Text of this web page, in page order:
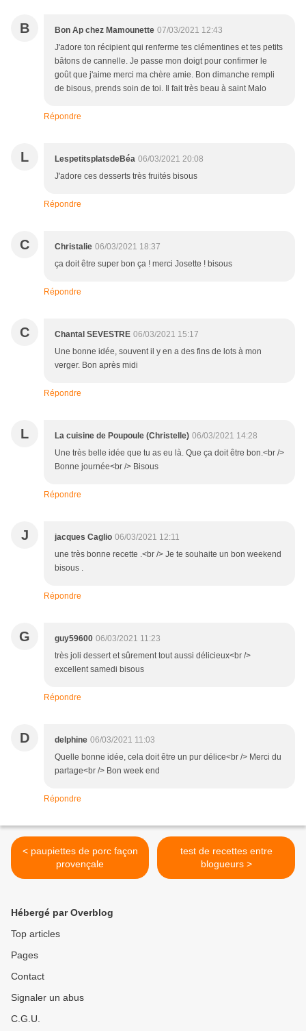
B Bon Ap chez Mamounette 07/03/2021 12:43
J'adore ton récipient qui renferme tes clémentines et tes petits
bâtons de cannelle. Je passe mon doigt pour confirmer le
goût que j'aime merci ma chère amie. Bon dimanche rempli
de bisous, prends soin de toi. Il fait très beau à saint Malo
Répondre
L LespetitsplatsdeBéa 06/03/2021 20:08
J'adore ces desserts très fruités bisous
Répondre
C Christalie 06/03/2021 18:37
ça doit être super bon ça ! merci Josette ! bisous
Répondre
C Chantal SEVESTRE 06/03/2021 15:17
Une bonne idée, souvent il y en a des fins de lots à mon
verger. Bon après midi
Répondre
L La cuisine de Poupoule (Christelle) 06/03/2021 14:28
Une très belle idée que tu as eu là. Que ça doit être bon.<br />
Bonne journée<br /> Bisous
Répondre
J jacques Caglio 06/03/2021 12:11
une très bonne recette .<br /> Je te souhaite un bon weekend
bisous .
Répondre
G guy59600 06/03/2021 11:23
très joli dessert et sûrement tout aussi délicieux<br />
excellent samedi bisous
Répondre
D delphine 06/03/2021 11:03
Quelle bonne idée, cela doit être un pur délice<br /> Merci du
partage<br /> Bon week end
Répondre
< paupiettes de porc façon
provençale
test de recettes entre
blogueurs >
Hébergé par Overblog
Top articles
Pages
Contact
Signaler un abus
C.G.U.